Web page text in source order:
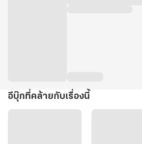
อีบุ๊กที่คล้ายกับเรื่องนี้